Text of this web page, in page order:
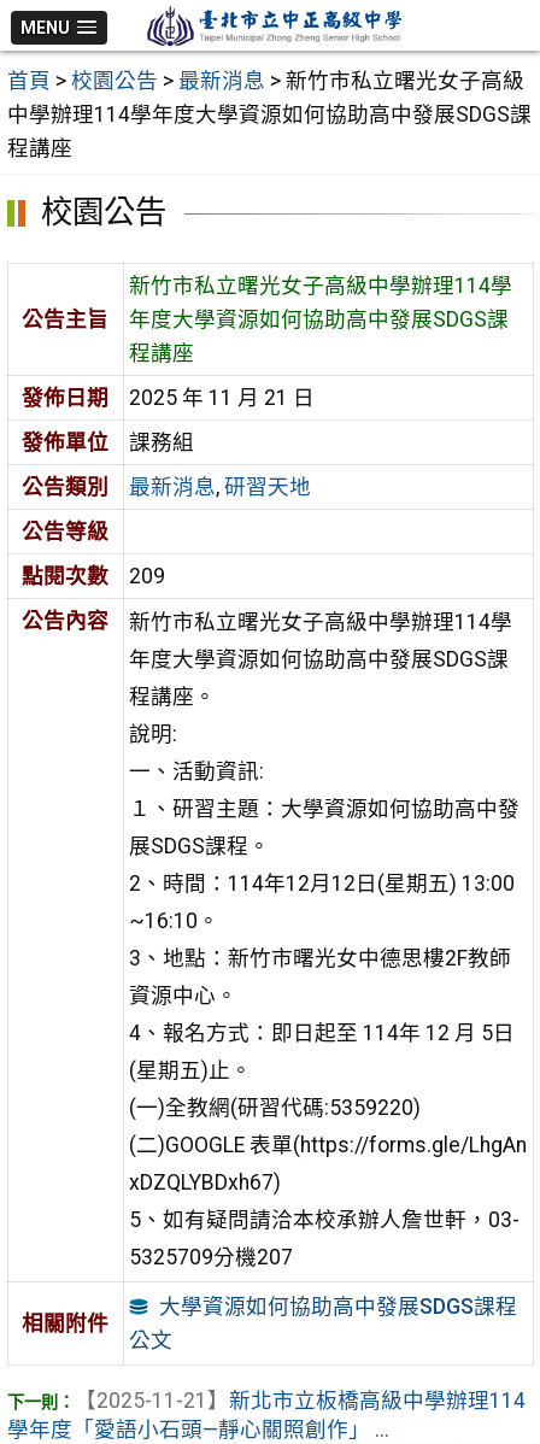
跳
至
主
要
內
MENU
首頁 > 校園公告 > 最新消息 > 新竹市私立曙光女子高級
中學辦理114學年度大學資源如何協助高中發展SDGS課
程講座
校園公告
公告主旨
新竹市私立曙光女子高級中學辦理114學
年度大學資源如何協助高中發展SDGS課
程講座
發佈日期
2025 年 11 月 21 日
發佈單位
課務組
公告類別
最新消息, 研習天地
公告等級
點閱次數
209
公告內容
新竹市私立曙光女子高級中學辦理114學
年度大學資源如何協助高中發展SDGS課
程講座。
說明:
一、活動資訊:
１、研習主題：大學資源如何協助高中發
展SDGS課程。
2、時間：114年12月12日(星期五) 13:00
~16:10。
3、地點：新竹市曙光女中德思樓2F教師
資源中心。
4、報名方式：即日起至 114年 12 月 5日
(星期五)止。
(一)全教網(研習代碼:5359220)
(二)GOOGLE 表單(https://forms.gle/LhgAn
xDZQLYBDxh67)
5、如有疑問請洽本校承辦人詹世軒，03-
5325709分機207
相關附件
大學資源如何協助高中發展SDGS課程
公文
【2025-11-21】 新北市立板橋高級中學辦理114
學年度「愛語小石頭—靜心關照創作」 ...